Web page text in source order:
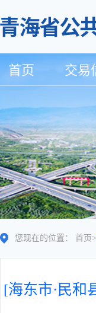
首页 交易
您现在的位置： 首页 >
[海东市·民和